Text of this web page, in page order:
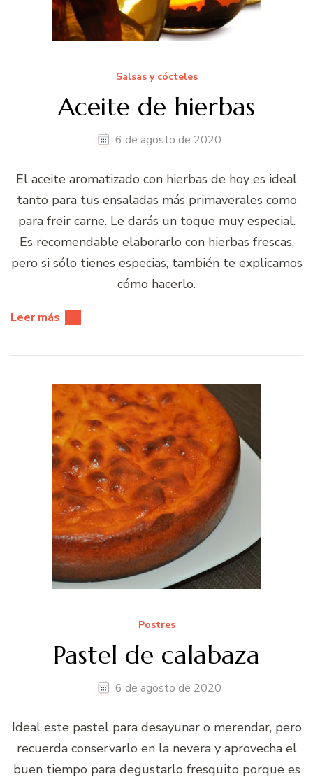
Salsas y cócteles
Aceite de hierbas
6 de agosto de 2020
El aceite aromatizado con hierbas de hoy es ideal
tanto para tus ensaladas más primaverales como
para freir carne. Le darás un toque muy especial.
Es recomendable elaborarlo con hierbas frescas,
pero si sólo tienes especias, también te explicamos
cómo hacerlo.
Leer más
Postres
Pastel de calabaza
6 de agosto de 2020
Ideal este pastel para desayunar o merendar, pero
recuerda conservarlo en la nevera y aprovecha el
buen tiempo para degustarlo fresquito porque es